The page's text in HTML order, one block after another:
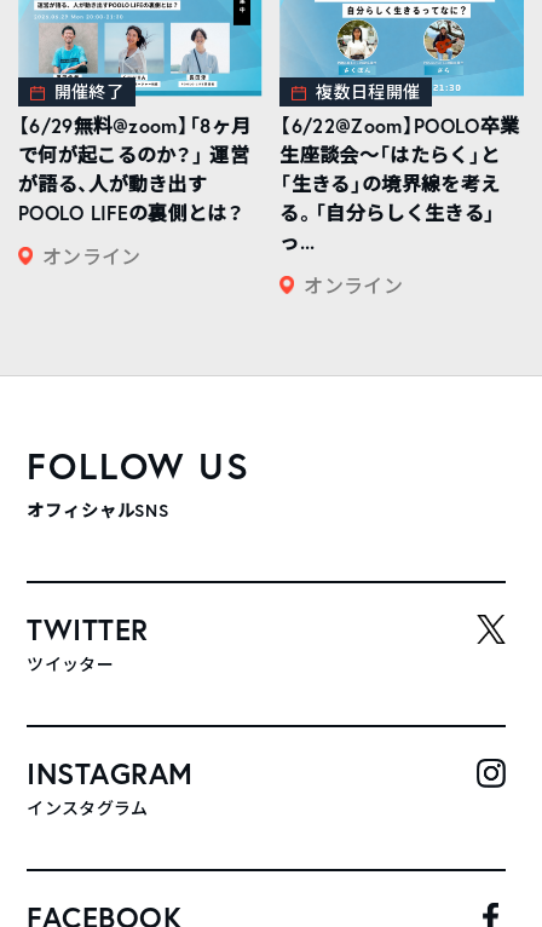
開催終了
【6/29無料@zoom】「8ヶ月
で何が起こるのか？」 運営
が語る、人が動き出す
POOLO LIFEの裏側とは？
オンライン
複数日程開催
【6/22@Zoom】POOLO卒業
生座談会〜「はたらく」と
「生きる」の境界線を考え
る。「自分らしく生きる」
っ...
オンライン
FOLLOW US
オフィシャルSNS
TWITTER
ツイッター
INSTAGRAM
インスタグラム
FACEBOOK